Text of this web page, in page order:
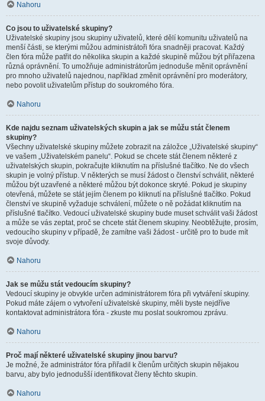
Nahoru
Co jsou to uživatelské skupiny?
Uživatelské skupiny jsou skupiny uživatelů, které dělí komunitu uživatelů na
menší části, se kterými můžou administrátoři fóra snadněji pracovat. Každý
člen fóra může patřit do několika skupin a každé skupině můžou být přiřazena
různá oprávnění. To umožňuje administrátorům jednoduše měnit oprávnění
pro mnoho uživatelů najednou, například změnit oprávnění pro moderátory,
nebo povolit uživatelům přístup do soukromého fóra.
Nahoru
Kde najdu seznam uživatelských skupin a jak se můžu stát členem
skupiny?
Všechny uživatelské skupiny můžete zobrazit na záložce „Uživatelské skupiny“
ve vašem „Uživatelském panelu“. Pokud se chcete stát členem některé z
uživatelských skupin, pokračujte kliknutím na příslušné tlačítko. Ne do všech
skupin je volný přístup. V některých se musí žádost o členství schválit, některé
můžou být uzavřené a některé můžou být dokonce skryté. Pokud je skupiny
otevřená, můžete se stát jejím členem po kliknutí na příslušné tlačítko. Pokud
členství ve skupině vyžaduje schválení, můžete o ně požádat kliknutím na
příslušné tlačítko. Vedoucí uživatelské skupiny bude muset schválit vaši žádost
a může se vás zeptat, proč se chcete stát členem skupiny. Neobtěžujte, prosím,
vedoucího skupiny v případě, že zamítne vaši žádost - určitě pro to bude mít
svoje důvody.
Nahoru
Jak se můžu stát vedoucím skupiny?
Vedoucí skupiny je obvykle určen administrátorem fóra při vytváření skupiny.
Pokud máte zájem o vytvoření uživatelské skupiny, měli byste nejdříve
kontaktovat administrátora fóra - zkuste mu poslat soukromou zprávu.
Nahoru
Proč mají některé uživatelské skupiny jinou barvu?
Je možné, že administrátor fóra přiřadil k členům určitých skupin nějakou
barvu, aby bylo jednodušší identifikovat členy těchto skupin.
Nahoru